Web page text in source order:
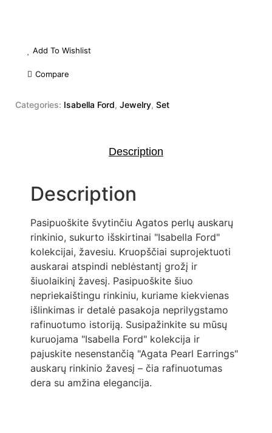
Add To Wishlist
Compare
Categories: Isabella Ford, Jewelry, Set
Description
Description
Pasipuoškite švytinčiu Agatos perlų auskarų
rinkinio, sukurto išskirtinai "Isabella Ford"
kolekcijai, žavesiu. Kruopščiai suprojektuoti
auskarai atspindi neblėstantį grožį ir
šiuolaikinį žavesį. Pasipuoškite šiuo
nepriekaištingu rinkiniu, kuriame kiekvienas
išlinkimas ir detalė pasakoja neprilygstamo
rafinuotumo istoriją. Susipažinkite su mūsų
kuruojama "Isabella Ford" kolekcija ir
pajuskite nesenstančią "Agata Pearl Earrings"
auskarų rinkinio žavesį – čia rafinuotumas
dera su amžina elegancija.